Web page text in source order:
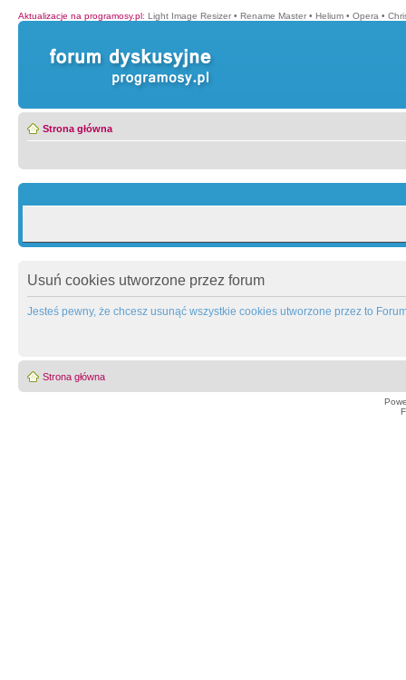
Aktualizacje na programosy.pl: Light Image Resizer • Rename Master • Helium • Opera •
Strona główna
Usuń cookies utworzone przez forum
Jesteś pewny, że chcesz usunąć wszystkie cookies utworzone przez to
Strona główna